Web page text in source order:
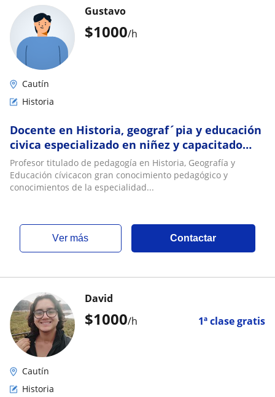
$1000/h
Gustavo
Cautín
Historia
Docente en Historia, geograf´pia y educación
civica especializado en niñez y capacitado
para clases desde 5to basico a 4to Medio
Profesor titulado de pedagogía en Historia, Geografía y
Educación cívicacon gran conocimiento pedagógico y
conocimientos de la especialidad...
ver más Contactar
$1000/h 1ª clase gratis
David
Cautín
Historia